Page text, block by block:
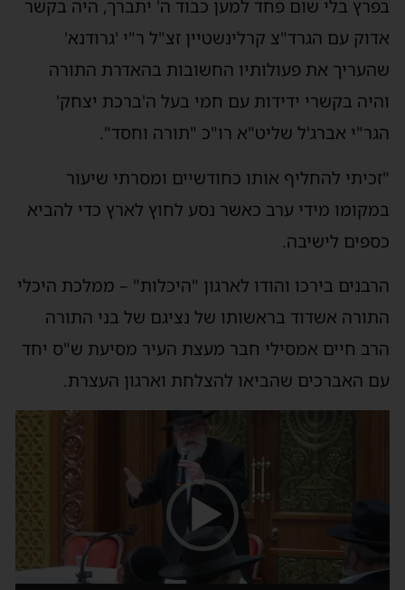
בפרץ בלי שום פחד למען כבוד ה' יתברך, היה בקשר
אדוק עם הגרד"צ קרלינשטיין זצ"ל ר"י 'גרודנא'
שהעריך את פעולותיו החשובות בהאדרת התורה
והיה בקשרי ידידות עם חמי בעל ה'ברכת יצחק'
הגר"י אברג'ל שליט"א רו"כ "תורה וחסד".
"זכיתי להחליף אותו כחודשיים ומסרתי שיעור
במקומו מידי ערב כאשר נסע לחוץ לארץ כדי להביא
כספים לישיבה.
הרבנים בירכו והודו לארגון "היכלות" – ממלכת היכלי
התורה אשדוד בראשותו של נציגם של בני התורה
הרב חיים אמסילי חבר מעצת העיר מסיעת ש"ס יחד
עם האברכים שהביאו להצלחת וארגון העצרת.